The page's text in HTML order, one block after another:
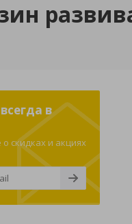
в
скидках и акциях